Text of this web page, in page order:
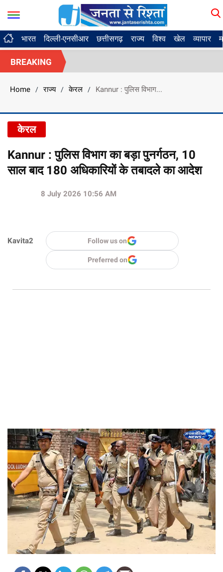
भारत दिल्ली-एनसीआर छत्तीसगढ़ राज्य विश्व खेल व्यापार
BREAKING
Home / राज्य / केरल / Kannur : पुलिस विभाग...
केरल
Kannur : पुलिस विभाग का बड़ा पुनर्गठन, 10
साल बाद 180 अधिकारियों के तबादले का आदेश
Kavita2
8 July 2026 10:56 AM
Follow us on
Preferred on